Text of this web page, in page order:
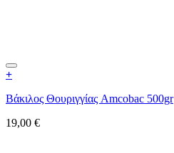
+
Βάκιλος Θουριγγίας Amcobac 500gr
19,00 €